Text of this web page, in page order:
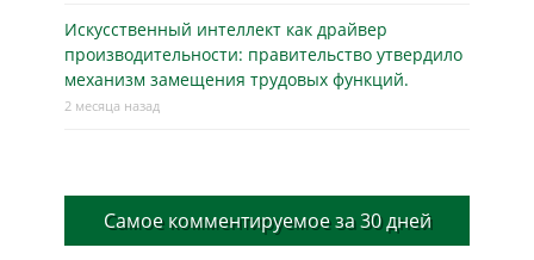
Искусственный интеллект как драйвер
производительности: правительство утвердило
механизм замещения трудовых функций.
2 месяца назад
Самое комментируемое за 30 дней